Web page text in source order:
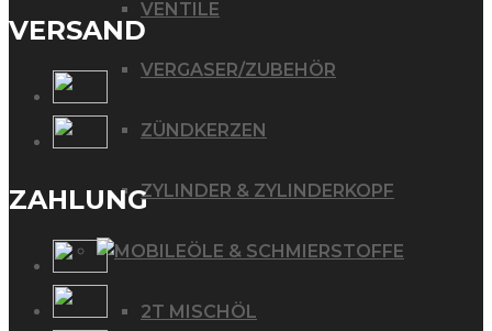
VENTILE
VERGASER/ZUBEHÖR
ZÜNDKERZEN
ZYLINDER & ZYLINDERKOPF
ÖLE & SCHMIERSTOFFE
2T MISCHÖL
VERSAND
ZAHLUNG